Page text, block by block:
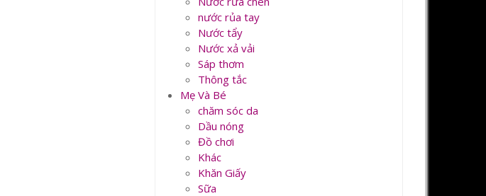
nước rủa tay
Nước tẩy
Nước xả vải
Sáp thơm
Thông tắc
Mẹ Và Bé
chăm sóc da
Dầu nóng
Đồ chơi
Khác
Khăn Giấy
Sữa